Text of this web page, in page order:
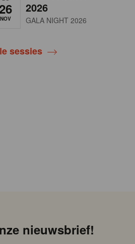
NOV
2026
GALA NIGHT 2026
sessies
nieuwsbrief!